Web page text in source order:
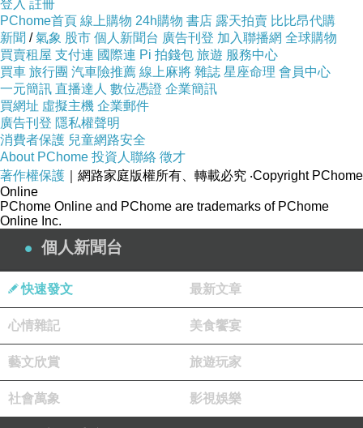
登入 註冊
PChome首頁 線上購物 24h購物 書店 露天拍賣 比比昂代購
新聞 /氣象 股市 個人新聞台 廣告刊登 加入聯播網 全球購物
買賣租屋 支付連 國際連 Pi 拍錢包 旅遊 服務中心
買車 旅行團 汽車險推薦 線上麻將 雜誌 星座命理 會員中心
一元簡訊 直播達人 數位憑證 企業簡訊
買網址 虛擬主機 企業郵件
廣告刊登 隱私權聲明
消費者保護 兒童網路安全
About PChome 投資人聯絡 徵才
著作權保護 ｜網路家庭版權所有、轉載必究 ‧Copyright PChome
Online
PChome Online and PChome are trademarks of PChome
Online Inc.
個人新聞台
快速發文 最新文章
心情雜記 美食饗宴
藝文欣賞 旅遊玩家
社會萬象 影視娛樂